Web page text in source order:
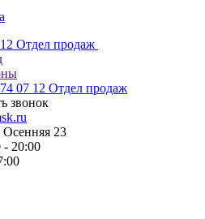
Отдел продаж
07 12 Отдел продаж
звонок
Осенняя 23
20:00